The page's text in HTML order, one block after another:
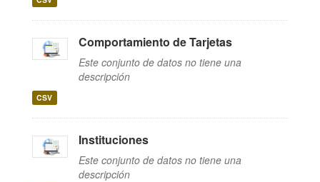
Comportamiento de Tarjetas
Este conjunto de datos no tiene una
descripción
CSV
Instituciones
Este conjunto de datos no tiene una
descripción